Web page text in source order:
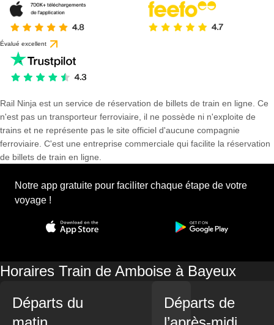
Évalué excellent
Rail Ninja est un service de réservation de billets de train en ligne. Ce
n'est pas un transporteur ferroviaire, il ne possède ni n'exploite de
trains et ne représente pas le site officiel d'aucune compagnie
ferroviaire. C'est une entreprise commerciale qui facilite la réservation
de billets de train en ligne.
Notre app gratuite pour faciliter chaque étape de votre
voyage !
Horaires Train de Amboise à Bayeux
Départs du
Départs de